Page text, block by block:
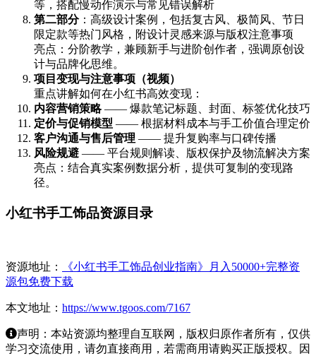
等，搭配慢动作演示与常见错误解析
第二部分：高级设计案例，包括复古风、极简风、节日
限定款等热门风格，附设计灵感来源与版权注意事项
亮点：分阶教学，兼顾新手与进阶创作者，强调原创设
计与品牌化思维。
项目变现与注意事项（视频）
重点讲解如何在小红书高效变现：
内容营销策略—— 爆款笔记标题、封面、标签优化技巧
定价与促销模型 —— 根据材料成本与手工价值合理定价
客户沟通与售后管理 —— 提升复购率与口碑传播
风险规避 —— 平台规则解读、版权保护及物流解决方案
亮点：结合真实案例数据分析，提供可复制的变现路
径。
小红书手工饰品资源目录
资源地址：
《小红书手工饰品创业指南》月入50000+完整资
源包免费下载
本文地址： https://www.tgoos.com/7167
声明：本站资源均整理自互联网，版权归原作者所有，仅供
学习交流使用，请勿直接商用，若需商用请购买正版授权。因